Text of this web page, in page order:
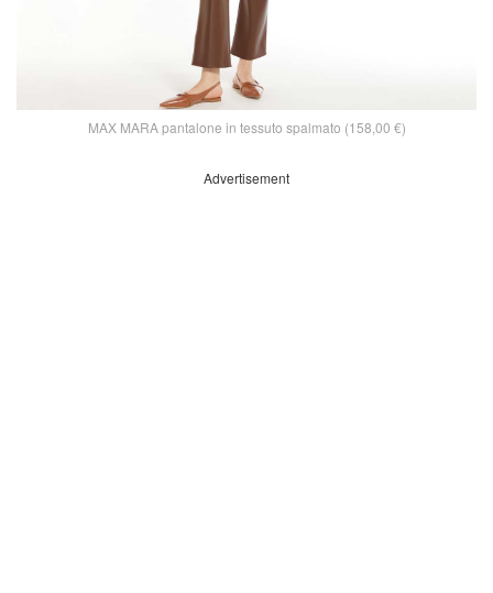
MAX MARA pantalone in tessuto spalmato (158,00 €)
Advertisement